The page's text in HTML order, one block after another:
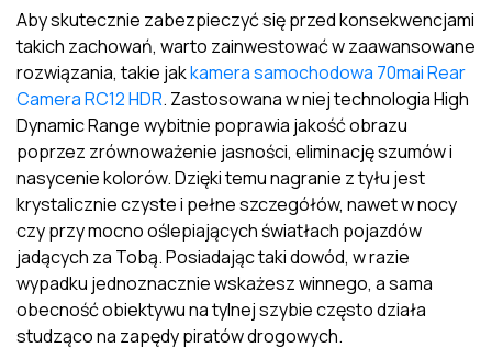
Aby skutecznie zabezpieczyć się przed konsekwencjami
takich zachowań, warto zainwestować w zaawansowane
rozwiązania, takie jakkamera samochodowa 70mai Rear
Camera RC12 HDR. Zastosowana w niej technologia High
Dynamic Range wybitnie poprawia jakość obrazu
poprzez zrównoważenie jasności, eliminację szumów i
nasycenie kolorów. Dzięki temu nagranie z tyłu jest
krystalicznie czyste i pełne szczegółów, nawet w nocy
czy przy mocno oślepiających światłach pojazdów
jadących za Tobą. Posiadając taki dowód, w razie
wypadku jednoznacznie wskażesz winnego, a sama
obecność obiektywu na tylnej szybie często działa
studząco na zapędy piratów drogowych.